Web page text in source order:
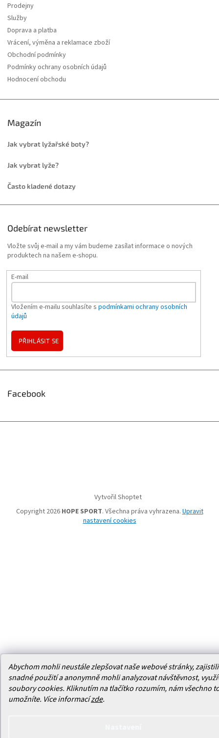
Abychom mohli neustále zlepšovat naše webové stránky,
snadné použití a anonymně mohli analyzovat návštěvnost,
soubory cookies. Kliknutím na tlačítko rozumím, nám všechno
umožníte. Více informacízde.
Prodejny
Služby
Doprava a platba
Vrácení, výměna a reklamace zboží
Obchodní podmínky
Podmínky ochrany osobních údajů
Hodnocení obchodu
Magazín
Jak vybrat lyžařské boty?
Jak vybrat lyže?
Často kladené dotazy
Odebírat newsletter
Vložte svůj e-mail a my vám budeme zasílat informace o nových
produktech na našem e-shopu.
E-mail
Vložením e-mailu souhlasíte s podmínkami ochrany osobních
údajů
PŘIHLÁSIT SE
Facebook
Vytvořil Shoptet
Copyright 2026 HOPE SPORT. Všechna práva vyhrazena. Upravit
nastavení cookies